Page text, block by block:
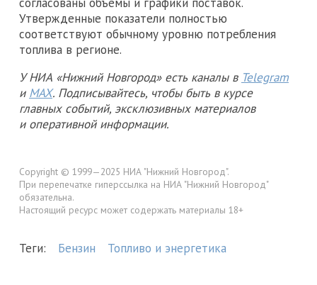
Утвержденные показатели полностью
соответствуют обычному уровню потребления
топлива в регионе.
У НИА «Нижний Новгород» есть каналы в Telegram
и MAX. Подписывайтесь, чтобы быть в курсе
главных событий, эксклюзивных материалов
и оперативной информации.
Copyright © 1999—2025 НИА "Нижний Новгород".
При перепечатке гиперссылка на НИА "Нижний Новгород"
обязательна.
Настоящий ресурс может содержать материалы 18+
Теги: Бензин Топливо и энергетика